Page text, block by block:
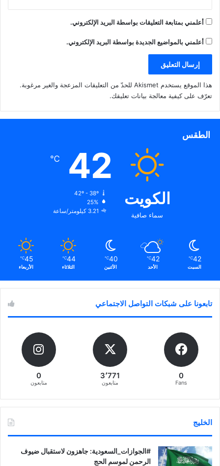
أعلمني بمتابعة التعليقات بواسطة البريد الإلكتروني.
أعلمني بالمواضيع الجديدة بواسطة البريد الإلكتروني.
هذا الموقع يستخدم Akismet للحدّ من التعليقات المزعجة والغير مرغوبة.
تعرّف على كيفية معالجة بيانات تعليقك.
الطقس
الكويت
سماء صافية
42
℃
42º - 38º
25%
3.21 كيلومتر/ساعة
42
℃
السبت
42
℃
الأحد
40
℃
الأثنين
44
℃
الثلاثاء
45
℃
الأربعاء
تابعونا على شبكات التواصل الاجتماعي
0
Fans
3٬771
متابعون
0
متابعون
الخليج
‏‎#الجوازات_السعودية: جاهزون لاستقبال ضيوف
الرحمن لموسم الحج